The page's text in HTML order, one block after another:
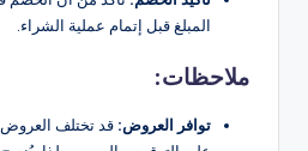
المبلغ قبل إتمام عملية الشراء.
ملاحظات:
توافر العروض: قد تختلف العروض